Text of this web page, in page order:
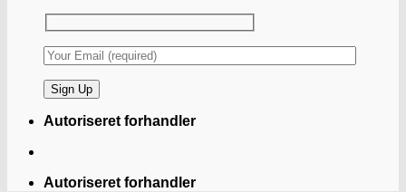
Autoriseret forhandler
Autoriseret forhandler